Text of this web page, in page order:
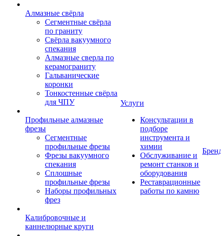
Алмазные свёрла
Сегментные свёрла
по граниту
Свёрла вакуумного
спекания
Алмазные сверла по
керамограниту
Гальванические
коронки
Тонкостенные свёрла
для ЧПУ
Профильные алмазные
фрезы
Сегментные
профильные фрезы
Фрезы вакуумного
спекания
Сплошные
профильные фрезы
Наборы профильных
фрез
Калибровочные и
каннелюрные круги
Услуги
Консультации в
подборе
инструмента и
химии
Обслуживание и
ремонт станков и
оборудования
Реставрационные
работы по камню